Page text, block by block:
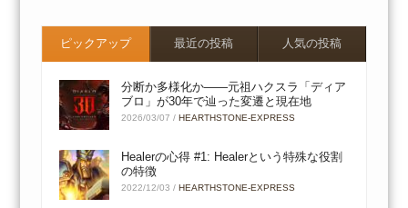
ピックアップ 最近の投稿 人気の投稿
分断か多様化か――元祖ハクスラ「ディア
ブロ」が30年で辿った変遷と現在地
2026/03/07 /HEARTHSTONE-EXPRESS
Healerの心得 #1: Healerという特殊な役割
の特徴
2022/12/03 /HEARTHSTONE-EXPRESS